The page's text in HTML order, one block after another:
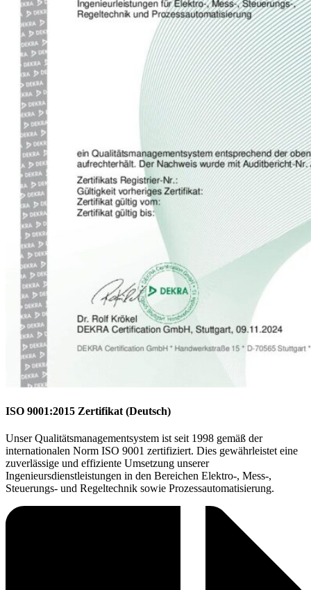
ISO 9001:2015 Zertifikat (Deutsch)
Unser Qualitätsmanagementsystem ist seit 1998 gemäß der
internationalen Norm ISO 9001 zertifiziert. Dies gewährleistet eine
zuverlässige und effiziente Umsetzung unserer
Ingenieursdienstleistungen in den Bereichen Elektro-, Mess-,
Steuerungs- und Regeltechnik sowie Prozessautomatisierung.